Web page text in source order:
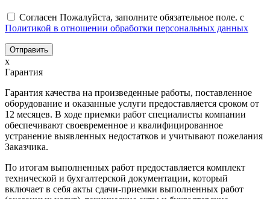
Согласен Пожалуйста, заполните обязательное поле. с
Политикой в отношении обработки персональных данных
Отправить
x
Гарантия
Гарантия качества на произведенные работы, поставленное
оборудование и оказанные услуги предоставляется сроком от
12 месяцев. В ходе приемки работ специалисты компании
обеспечивают своевременное и квалифицированное
устранение выявленных недостатков и учитывают пожелания
Заказчика.
По итогам выполненных работ предоставляется комплект
технической и бухгалтерской документации, который
включает в себя акты сдачи-приемки выполненных работ